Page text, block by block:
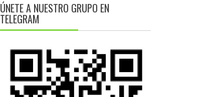
ÚNETE A NUESTRO GRUPO EN
TELEGRAM